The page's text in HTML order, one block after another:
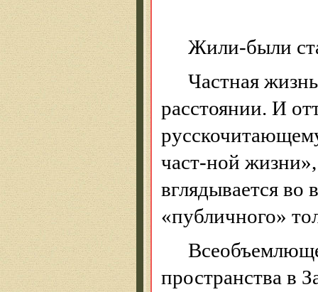
Жили-были
Частная
расстоянии. И
част-ной
вглядывается во
«публичного»
пространства в